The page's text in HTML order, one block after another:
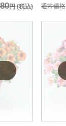
円(税込) 通常価格